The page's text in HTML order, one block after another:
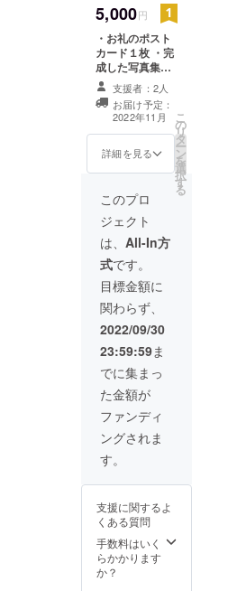
5,000円
・お礼のポスト
カード１枚 ・完
成した写真集
（A5サイズで写
真70枚以上掲
載）１冊 ・特製
ステッカー（A5
サイズの用紙に
写真ステッカー6
に沿って撮影し
た写真を使用し
ます。 写真集の
巻末にサンクス
クレジットを掲
載させていただ
きます。 ※サン
クスクレジット
につきまして
は、ご支援の
希望のお名前を
ご記入いただく
ようお願いいた
します。記入の
ない場合は
CAMPFIREの
ユーザー名とさ
せていただきま
すので、ご了承
ください。な
お、特定の人物
を比喩するお名
前や公序良俗に
反するお名前は
掲載をお断りす
る事が御座いま
支援者：2人
お届け予定：
2022年11月
詳細を見る
こ
の
リ
タ
ー
ン
を
選
択
す
る
このプロ
ジェクト
は、 All-In方
式です。
目標金額に
関わらず、
2022/09/30
23:59:59ま
でに集まっ
た金額が
ファンディ
ングされま
す。
支援に関するよ
くある質問
手数料はいく
らかかります
か？